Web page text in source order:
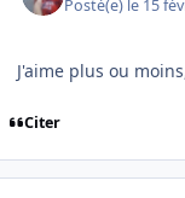
Posté(e) le 15
J'aime plus ou
Citer